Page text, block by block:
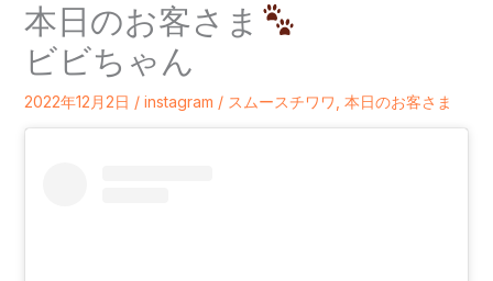
本日のお客さま
ビビちゃん
2022年12月2日 / instagram / スムースチワワ 本日のお客さま